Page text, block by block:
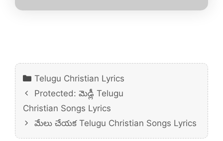
Categories
Telugu Christian Lyrics
Protected: మెడ్లీ Telugu
Christian Songs Lyrics
మేలు చేయక Telugu Christian Songs Lyrics